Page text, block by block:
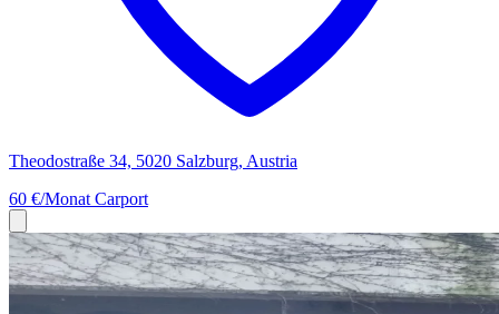
Theodostraße 34, 5020 Salzburg, Austria
60 €/Monat Carport